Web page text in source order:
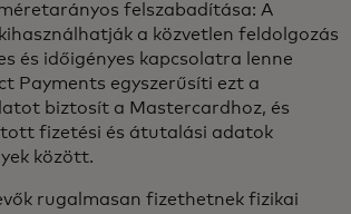
felszabadítása: A
a közvetlen feldolgozás
és időigényes kapcsolatra lenne
Payments egyszerűsíti ezt a
biztosít a Mastercardhoz, és
fizetési és átutalási adatok
között.
rugalmasan fizethetnek fizikai